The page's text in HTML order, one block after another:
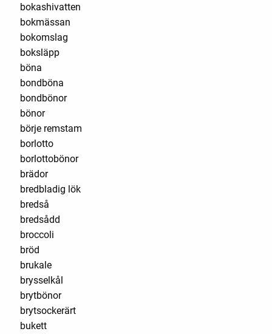
bokashivatten
bokmässan
bokomslag
boksläpp
böna
bondböna
bondbönor
bönor
börje remstam
borlotto
borlottobönor
brädor
bredbladig lök
bredså
bredsådd
broccoli
bröd
brukale
brysselkål
brytbönor
brytsockerärt
bukett